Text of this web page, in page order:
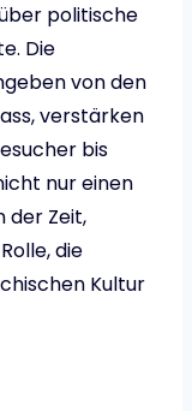
politische
Die
von den
verstärken
bis
nur einen
der Zeit,
die
Kultur